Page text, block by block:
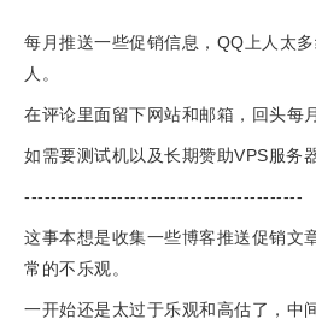
每月推送一些促销信息，QQ上人太
人。
在评论里面留下网站和邮箱，回头每
如需要测试机以及长期赞助VPS服务
------------------------------------------
这事本想是收集一些博客推送促销文
常的不乐观。
一开始还是太过于乐观和高估了，中